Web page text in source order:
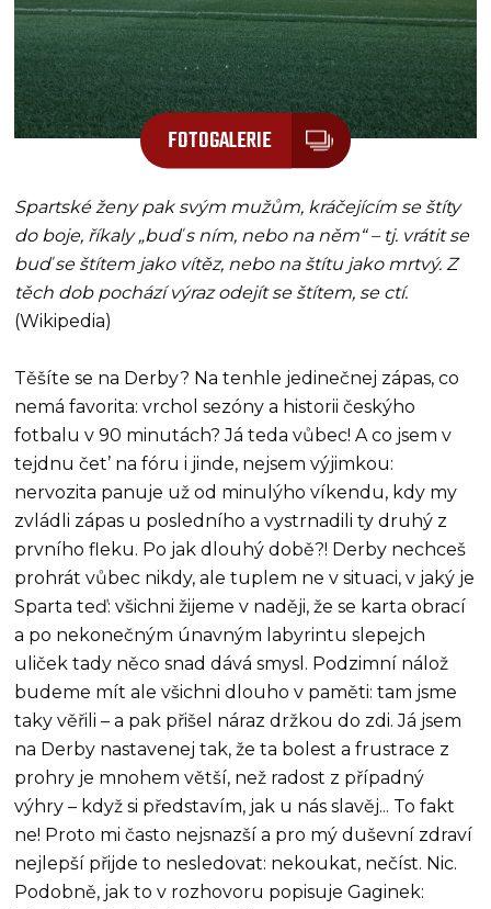
FOTOGALERIE
Spartské ženy pak svým mužům, kráčejícím se štíty
do boje, říkaly „buď s ním, nebo na něm“ – tj. vrátit se
buď se štítem jako vítěz, nebo na štítu jako mrtvý. Z
těch dob pochází výraz odejít se štítem, se ctí.
(Wikipedia)
Těšíte se na Derby? Na tenhle jedinečnej zápas, co
nemá favorita: vrchol sezóny a historii českýho
fotbalu v 90 minutách? Já teda vůbec! A co jsem v
tejdnu čet’ na fóru i jinde, nejsem výjimkou:
nervozita panuje už od minulýho víkendu, kdy my
zvládli zápas u posledního a vystrnadili ty druhý z
prvního fleku. Po jak dlouhý době?! Derby nechceš
prohrát vůbec nikdy, ale tuplem ne v situaci, v jaký je
Sparta teď: všichni žijeme v naději, že se karta obrací
a po nekonečným únavným labyrintu slepejch
uliček tady něco snad dává smysl. Podzimní nálož
budeme mít ale všichni dlouho v paměti: tam jsme
taky věřili – a pak přišel náraz držkou do zdi. Já jsem
na Derby nastavenej tak, že ta bolest a frustrace z
prohry je mnohem větší, než radost z případný
výhry – když si představím, jak u nás slavěj... To fakt
ne! Proto mi často nejsnazší a pro mý duševní zdraví
nejlepší přijde to nesledovat: nekoukat, nečíst. Nic.
Podobně, jak to v rozhovoru popisuje Gaginek: